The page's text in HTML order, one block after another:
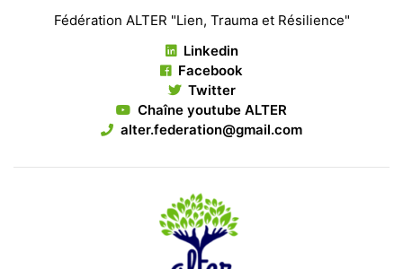
Fédération ALTER "Lien, Trauma et Résilience"
Linkedin
Facebook
Twitter
Chaîne youtube ALTER
alter.federation@gmail.com